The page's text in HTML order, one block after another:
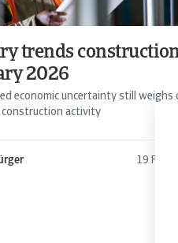
trends
2026
economic uncertainty still weighs
construction activity
19 Feb